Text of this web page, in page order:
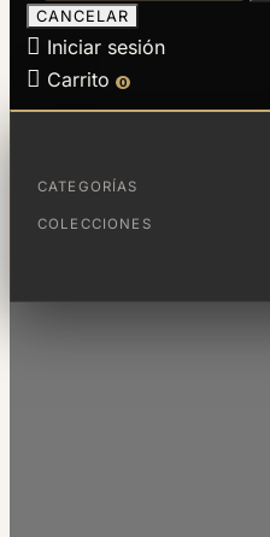
CATEGORÍAS
COLECCIONES
CANCELAR
 Iniciar sesión
 Carrito 0